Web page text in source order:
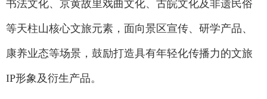
书法文化、京黄故里戏曲文化、古皖文化及非遗民俗
等天柱山核心文旅元素，面向景区宣传、研学产品、
康养业态等场景，鼓励打造具有年轻化传播力的文旅
IP形象及衍生产品。